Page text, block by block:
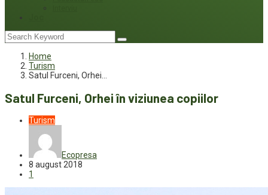
Home
Turism
Satul Furceni, Orhei…
Satul Furceni, Orhei în viziunea copiilor
Turism
Ecopresa
8 august 2018
1